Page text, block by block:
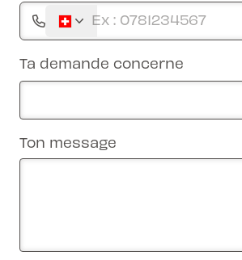
Ta demande concerne
Ton message